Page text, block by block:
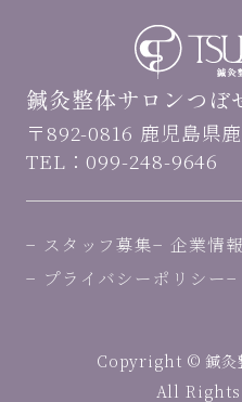
鍼灸整体サロンつぼ
〒892-0816 鹿児島県
TEL：099-248-9646
スタッフ募集 企業情報
プライバシーポリシー
Copyright © 鍼灸
All Rights